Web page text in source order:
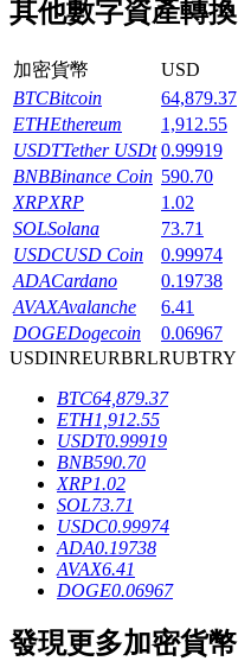
機槍池
一鍵質押鎖定高收益
Launchpool
活期質押獲得熱門資產
其他數字資產轉換
加密貨幣 USD
BTCBitcoin 64,879.37
ETHEthereum 1,912.55
USDTTether USDt 0.99919
BNBBinance Coin 590.70
XRPXRP 1.02
SOLSolana 73.71
USDCUSD Coin 0.99974
ADACardano 0.19738
AVAXAvalanche 6.41
DOGEDogecoin 0.06967
USDINREURBRLRUBTRY
BTC64,879.37
ETH1,912.55
USDT0.99919
BNB590.70
XRP1.02
SOL73.71
USDC0.99974
ADA0.19738
AVAX6.41
DOGE0.06967
發現更多加密貨幣